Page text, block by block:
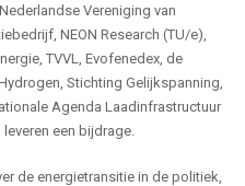
Vereniging van
NEON Research (TU/e),
TVVL, Evofenedex, de
Stichting Gelijkspanning,
Agenda Laadinfrastructuur
een bijdrage.
de energietransitie in de politiek,